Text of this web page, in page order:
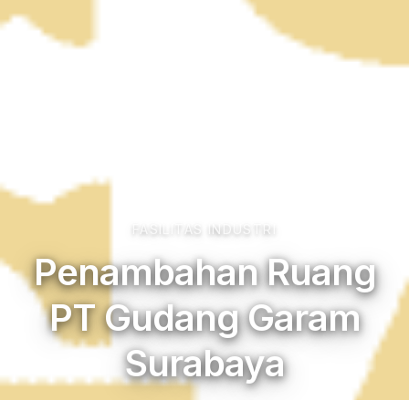
FASILITAS INDUSTRI
Penambahan Ruang
PT Gudang Garam
Surabaya